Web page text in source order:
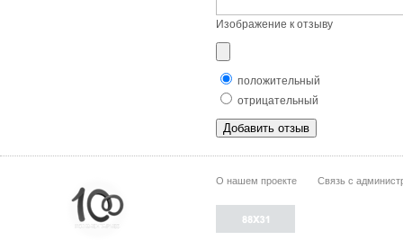
Изображение к отзыву
положительный
отрицательный
О нашем проекте Связь с